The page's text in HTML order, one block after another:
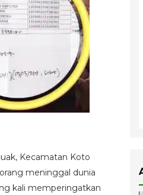
Kecamatan Koto
meninggal dunia
kali memperingatkan